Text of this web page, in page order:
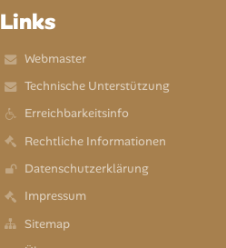
Links
Webmaster
Technische Unterstützung
Erreichbarkeitsinfo
Rechtliche Informationen
Datenschutzerklärung
Impressum
Sitemap